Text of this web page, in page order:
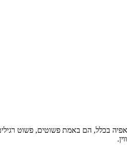
בכלל, הם באמת פשוטים, פשוט